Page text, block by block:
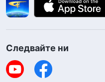
Следвайте ни